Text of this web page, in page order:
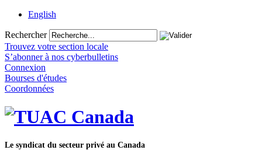
English
Rechercher
Trouvez votre section locale
S’abonner à nos cyberbulletins
Connexion
Bourses d'études
Coordonnées
Le syndicat du secteur privé au Canada